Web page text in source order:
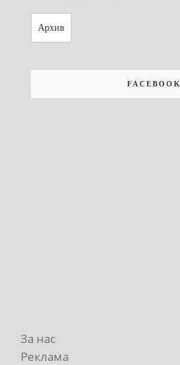
Архив
FACEBOOK
За нас
Реклама